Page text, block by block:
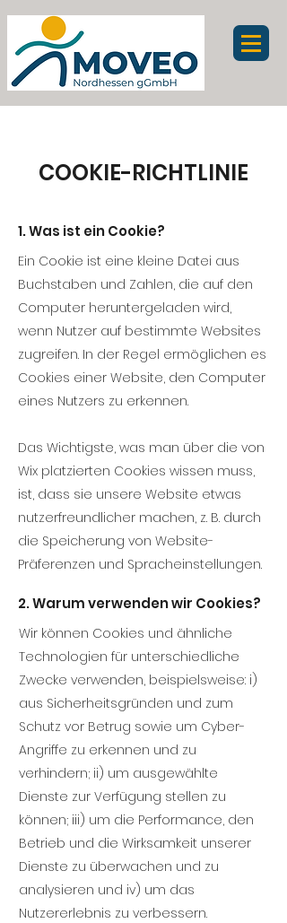
COOKIE-RICHTLINIE
1. Was ist ein Cookie?
Ein Cookie ist eine kleine Datei aus
Buchstaben und Zahlen, die auf den
Computer heruntergeladen wird,
wenn Nutzer auf bestimmte Websites
zugreifen. In der Regel ermöglichen es
Cookies einer Website, den Computer
eines Nutzers zu erkennen.
Das Wichtigste, was man über die von
Wix platzierten Cookies wissen muss,
ist, dass sie unsere Website etwas
nutzerfreundlicher machen, z. B. durch
die Speicherung von Website-
Präferenzen und Spracheinstellungen.
2. Warum verwenden wir Cookies?
Wir können Cookies und ähnliche
Technologien für unterschiedliche
Zwecke verwenden, beispielsweise: i)
aus Sicherheitsgründen und zum
Schutz vor Betrug sowie um Cyber-
Angriffe zu erkennen und zu
verhindern; ii) um ausgewählte
Dienste zur Verfügung stellen zu
können; iii) um die Performance, den
Betrieb und die Wirksamkeit unserer
Dienste zu überwachen und zu
analysieren und iv) um das
Nutzererlebnis zu verbessern.